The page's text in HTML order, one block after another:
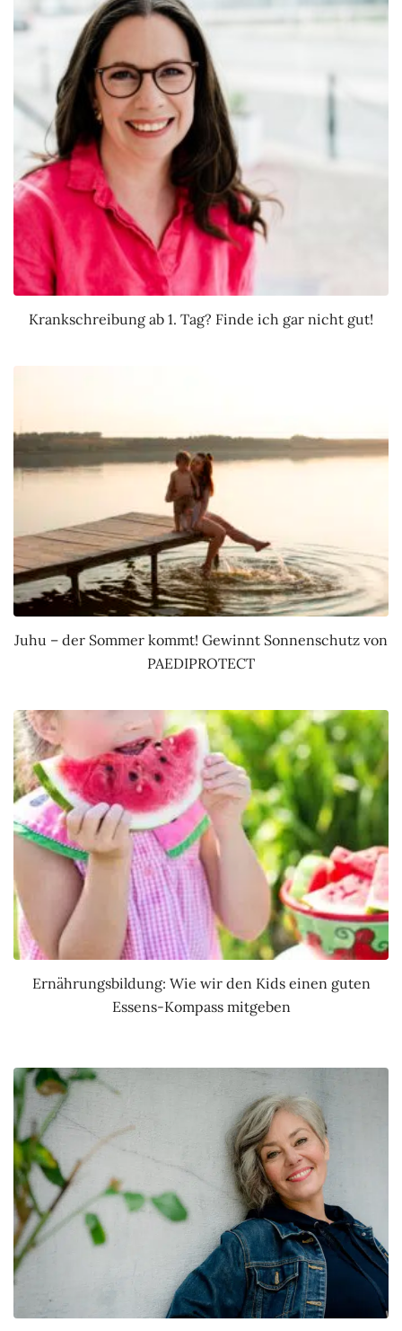
Krankschreibung ab 1. Tag? Finde ich gar nicht gut!
Juhu – der Sommer kommt! Gewinnt Sonnenschutz von
PAEDIPROTECT
Ernährungsbildung: Wie wir den Kids einen guten
Essens-Kompass mitgeben